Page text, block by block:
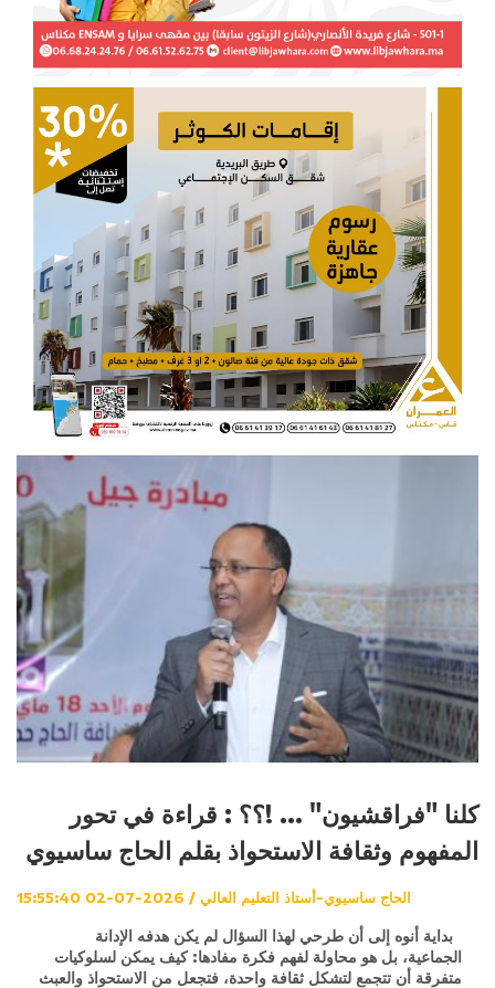
كلنا "فراقشيون" ... !؟؟ : قراءة في تحور
المفهوم وثقافة الاستحواذ بقلم الحاج ساسيوي
الحاج ساسيوي-أستاذ التعليم العالي / 2026-07-02 15:55:40
بداية أنوه إلى أن طرحي لهذا السؤال لم يكن هدفه الإدانة
الجماعية، بل هو محاولة لفهم فكرة مفادها: كيف يمكن لسلوكيات
متفرقة أن تتجمع لتشكل ثقافة واحدة، فتجعل من الاستحواذ والعبث